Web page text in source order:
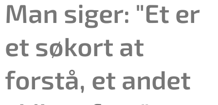
Man siger: "Et er
et søkort at
forstå, et andet